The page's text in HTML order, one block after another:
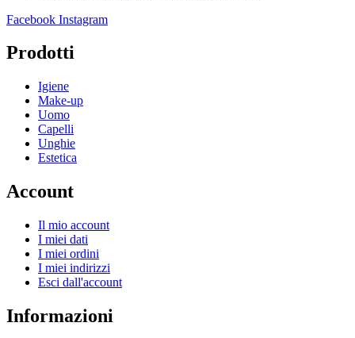
Facebook Instagram
Prodotti
Igiene
Make-up
Uomo
Capelli
Unghie
Estetica
Account
Il mio account
I miei dati
I miei ordini
I miei indirizzi
Esci dall'account
Informazioni